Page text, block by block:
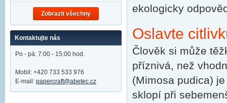
ekologicky
Oslavte
Člověk si může
příznivá, než
(Mimosa pudica)
sklopí při
Zobrazit všechny
Kontaktujte nás
Po - pá: 7:00 - 15:00 hod.
Mobil: +420 733 533 976
E-mail: papercraft@abetec.cz